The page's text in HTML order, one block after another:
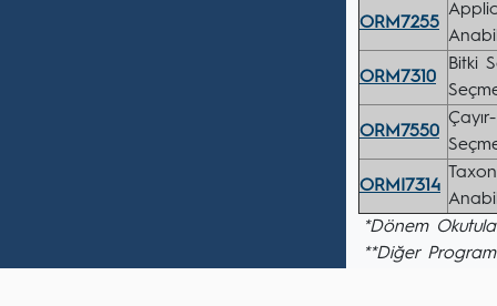
ORM7255
ORM7310
Bitki
ORM7550
ORMI7314
*Dönem
**Diğer